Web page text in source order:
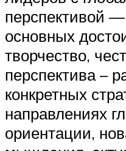
перспективой
основных
творчество,
перспектива –
конкретных
направлениях
ориентации,